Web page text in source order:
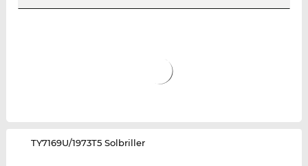
‌TY7169U/1973T5 Solbriller